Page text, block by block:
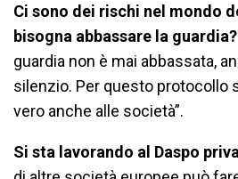
Ci sono dei rischi nel mondo
bisogna abbassare la guardia?
guardia non è mai abbassata,
silenzio. Per questo protocollo
vero anche alle società”.
Si sta lavorando al Daspo